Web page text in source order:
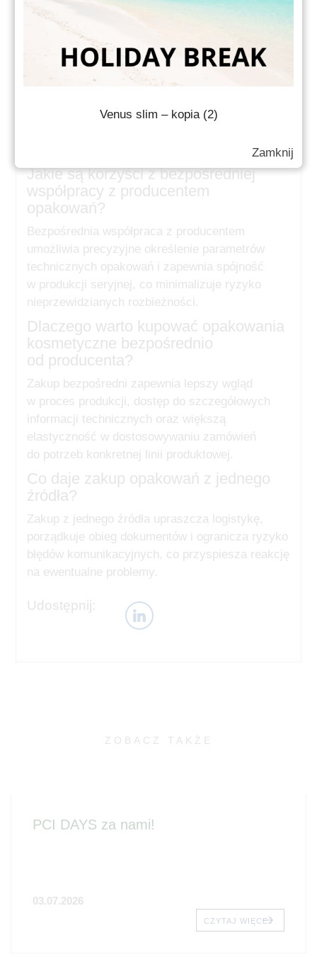
z wymaganiami branżowymi.
Współpraca z producentem zwiększa
elastyczność w zakresie projektowania
i realizacji zamówień.
Uproszczona logistyka i jednoznaczna
dostaw opakowań kosmetycznych.
Jakie są korzyści z bezpośredniej
współpracy z producentem
opakowań?
Bezpośrednia współpraca z producentem
umożliwia precyzyjne określenie parametrów
technicznych opakowań i zapewnia spójność
w produkcji seryjnej, co minimalizuje ryzyko
nieprzewidzianych rozbieżności.
Dlaczego warto kupować opakowania
kosmetyczne bezpośrednio
od producenta?
Zakup bezpośredni zapewnia lepszy wgląd
w proces produkcji, dostęp do szczegółowych
informacji technicznych oraz większą
elastyczność w dostosowywaniu zamówień
do potrzeb konkretnej linii produktowej.
Co daje zakup opakowań z jednego
źródła?
Zakup z jednego źródła upraszcza logistykę,
porządkuje obieg dokumentów i ogranicza ryzyko
błędów komunikacyjnych, co przyspiesza reakcję
na ewentualne problemy.
Udostępnij:
ZOBACZ TAKŻE
PCI DAYS za nami!
03.07.2026
CZYTAJ WIĘCEJ
Zamknij
Venus slim – kopia (2)